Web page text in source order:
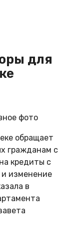
для
фото
обращает
гражданам с
кредиты с
и изменение
в